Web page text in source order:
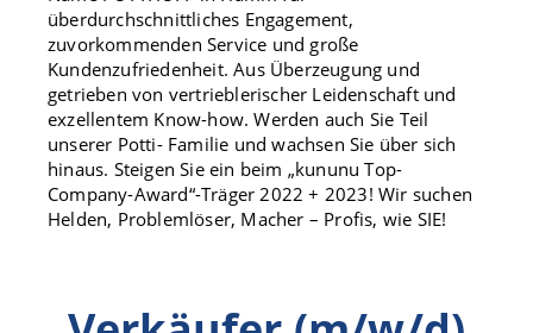
überdurchschnittliches Engagement,
zuvorkommenden Service und große
Kundenzufriedenheit. Aus Überzeugung und
getrieben von vertrieblerischer Leidenschaft und
exzellentem Know-how. Werden auch Sie Teil
unserer Potti- Familie und wachsen Sie über sich
hinaus. Steigen Sie ein beim „kununu Top-
Company-Award“-Träger 2022 + 2023! Wir suchen
Helden, Problemlöser, Macher – Profis, wie SIE!